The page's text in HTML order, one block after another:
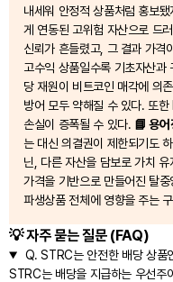
내세워 안정적 상품처럼 홍보
게 연동된 고위험 자산으로 드
신뢰가 흔들렸고, 그 결과 가
고수익 상품일수록 기초자산
당 재원이 비트코인 매각에 의
방어 모두 약해질 수 있다. 또한
손실이 증폭될 수 있다. 📘 용어
는 대신 의결권이 제한되기도
닌, 다른 자산을 담보로 가치
가격을 기반으로 만들어진 탈
파생상품 전체에 영향을 주는
💡 자주 묻는 질문 (FAQ)
Q. STRC는 안전한 배당 상품
STRC는 배당을 지급하는 우선주